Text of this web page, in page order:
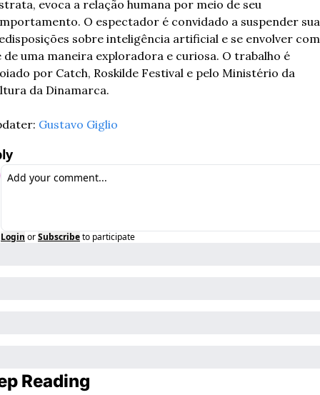
evoca a relação humana por meio de seu
O espectador é convidado a suspender
sobre inteligência artificial e se envolver com
de uma maneira exploradora e curiosa. O trabalho é
por Catch, Roskilde Festival e pelo Ministério da
da Dinamarca.
Gustavo Giglio
Login orSubscribeto participate
Reading